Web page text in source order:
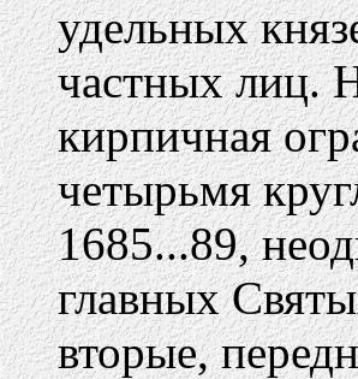
удельных
частных лиц.
кирпичная
четырьмя
1685...89,
главных
вторые,